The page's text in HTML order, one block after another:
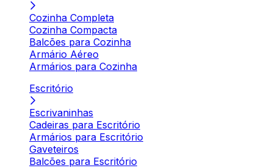
Cozinha Completa
Cozinha Compacta
Balcões para Cozinha
Armário Aéreo
Armários para Cozinha
Escritório
Escrivaninhas
Cadeiras para Escritório
Armários para Escritório
Gaveteiros
Balcões para Escritório